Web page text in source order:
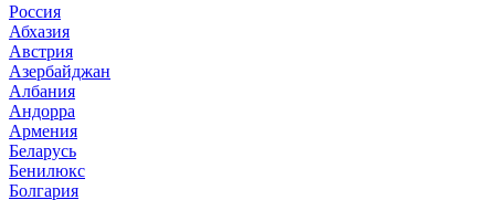
Россия
Абхазия
Австрия
Азербайджан
Албания
Андорра
Армения
Беларусь
Бенилюкс
Болгария